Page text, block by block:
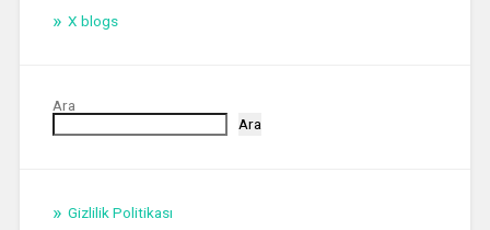
X blogs
Ara
Ara
Gizlilik Politikası